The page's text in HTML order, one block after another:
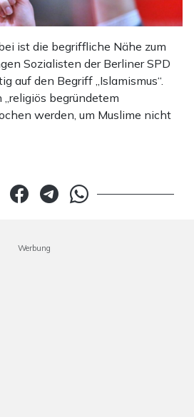
ist die begriffliche Nähe zum
Sozialisten der Berliner SPD
auf den Begriff „Islamismus“.
begründetem
werden, um Muslime nicht
Werbung